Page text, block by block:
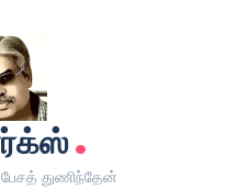
.
துணிந்தேன்